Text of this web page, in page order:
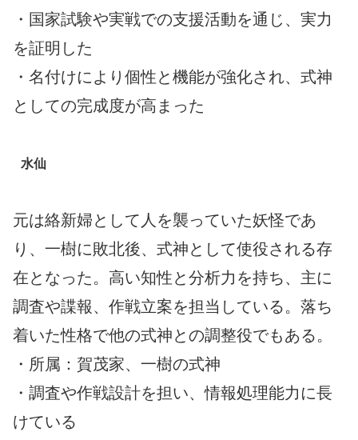
・国家試験や実戦での支援活動を通じ、実力
を証明した
・名付けにより個性と機能が強化され、式神
としての完成度が高まった
水仙
元は絡新婦として人を襲っていた妖怪であ
り、一樹に敗北後、式神として使役される存
在となった。高い知性と分析力を持ち、主に
調査や諜報、作戦立案を担当している。落ち
着いた性格で他の式神との調整役でもある。
・所属：賀茂家、一樹の式神
・調査や作戦設計を担い、情報処理能力に長
けている